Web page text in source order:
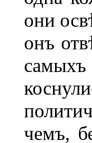
они
онъ
самыхъ
чемъ,